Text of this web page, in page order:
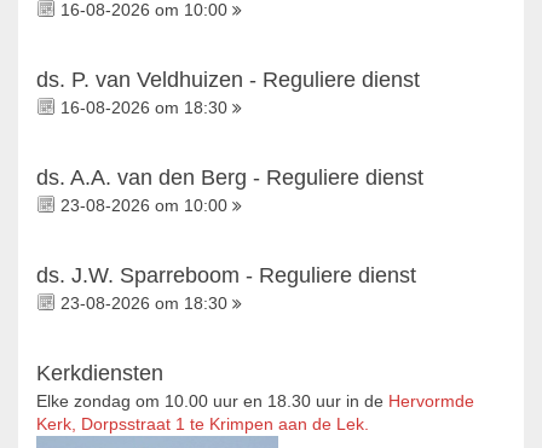
16-08-2026 om 10:00
ds. P. van Veldhuizen - Reguliere dienst
16-08-2026 om 18:30
ds. A.A. van den Berg - Reguliere dienst
23-08-2026 om 10:00
ds. J.W. Sparreboom - Reguliere dienst
23-08-2026 om 18:30
Kerkdiensten
Elke zondag om 10.00 uur en 18.30 uur in de Hervormde
Kerk, Dorpsstraat 1 te Krimpen aan de Lek.